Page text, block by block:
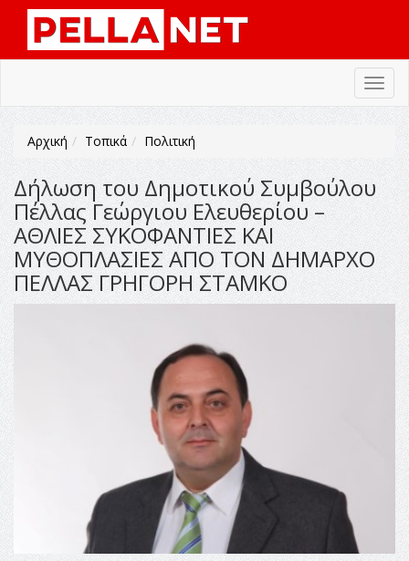
Αρχική Τοπικά Πολιτική
Δήλωση του Δημοτικού Συμβούλου
Πέλλας Γεώργιου Ελευθερίου –
ΑΘΛΙΕΣ ΣΥΚΟΦΑΝΤΙΕΣ ΚΑΙ
ΜΥΘΟΠΛΑΣΙΕΣ ΑΠΟ ΤΟΝ ΔΗΜΑΡΧΟ
ΠΕΛΛΑΣ ΓΡΗΓΟΡΗ ΣΤΑΜΚΟ